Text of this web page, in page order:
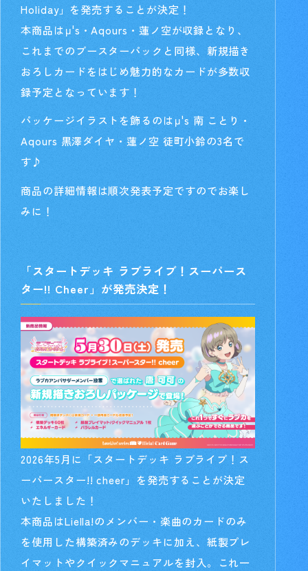
Holiday」を発売することが決定！
本商品はμ's・Aqours・蓮ノ空が収録となり、
これまでのブースターパックと同様、新規描き
おろしカードをはじめ魅力的なカードが多数収
録予定となっています！
パッケージイラストを飾るのはμ's 南 ことり・
Aqours 黒澤ダイヤ・蓮ノ空 徒町小鈴の3名で
す♪
商品の詳細情報は順次発表予定ですのでお楽し
みに！
「スタートデッキ ラブライブ！スーパース
ター!! Cheer」が発売決定！
2026年5月に「スタートデッキ ラブライブ！ス
ーパースター!! cheer」を発売することが決定
いたしました！
本商品はLiella!のメンバー・楽曲のカードのみ
を使用した構築済みのデッキに加え、紙製プレ
イマットやクイックマニュアルを封入。これ一